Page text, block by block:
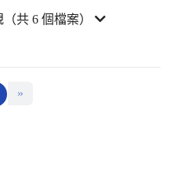
共 6 個檔案）
»